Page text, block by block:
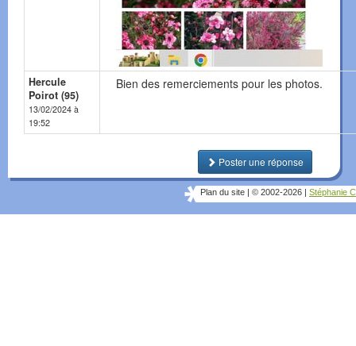
Hercule
Poirot (95)
13/02/2024 à
19:52
Bien des remerciements pour les photos.
Poster une réponse
Plan du site © 2002-2026 Stéphanie C